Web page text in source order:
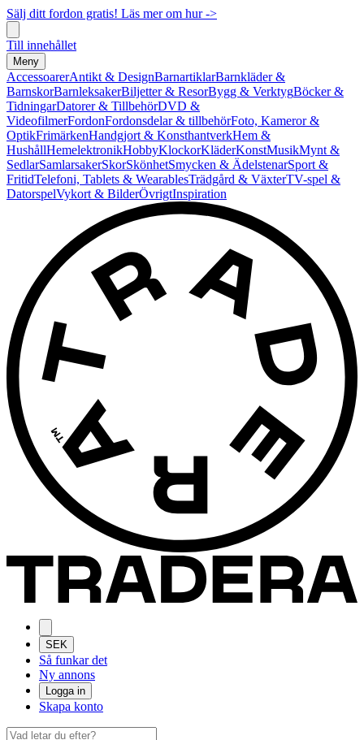
Sälj ditt fordon gratis! Läs mer om hur ->
Till innehållet
Meny
AccessoarerAntikt & DesignBarnartiklarBarnkläder &
BarnskorBarnleksakerBiljetter & ResorBygg & VerktygBöcker &
TidningarDatorer & TillbehörDVD &
VideofilmerFordonFordonsdelar & tillbehörFoto, Kameror &
OptikFrimärkenHandgjort & KonsthantverkHem &
HushållHemelektronikHobbyKlockorKläderKonstMusikMynt &
SedlarSamlarsakerSkorSkönhetSmycken & ÄdelstenarSport &
FritidTelefoni, Tablets & WearablesTrädgård & VäxterTV-spel &
DatorspelVykort & BilderÖvrigtInspiration
SEK
Så funkar det
Ny annons
Logga in
Skapa konto